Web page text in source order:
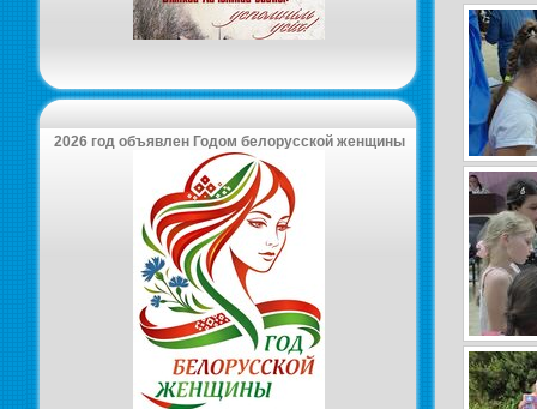
2026 год объявлен Годом белорусской женщины